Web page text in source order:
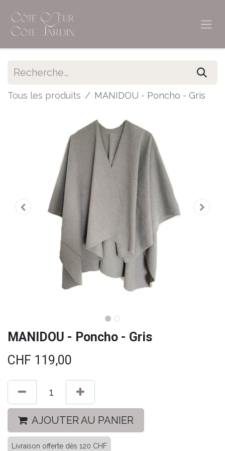
Tous les produits MANIDOU - Poncho - Gris
MANIDOU - Poncho - Gris
CHF 119,00
AJOUTER AU PANIER
Livraison offerte dès 120 CHF